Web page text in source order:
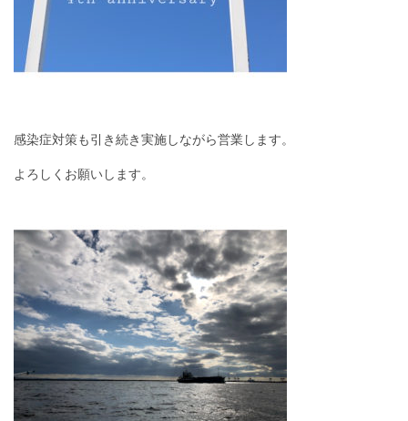
感染症対策も引き続き実施しながら営業します。
よろしくお願いします。